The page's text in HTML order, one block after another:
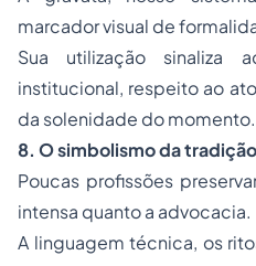
marcador visual de
Sua utilização sinaliza
institucional, respeito ao
da solenidade do momento.
8. O simbolismo da
Poucas profissões
intensa quanto a advocacia.
A linguagem técnica, os